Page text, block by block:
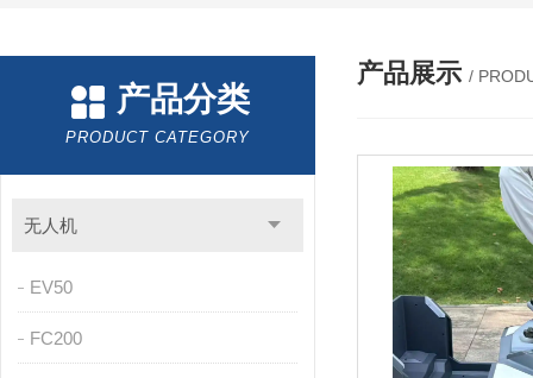
产品分类
PRODUCT CATEGORY
无人机
EV50
FC200
产品展示 /